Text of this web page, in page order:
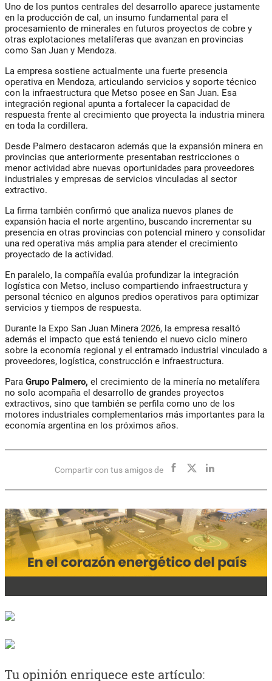
Uno de los puntos centrales del desarrollo aparece justamente
en la producción de cal, un insumo fundamental para el
procesamiento de minerales en futuros proyectos de cobre y
otras explotaciones metalíferas que avanzan en provincias
como San Juan y Mendoza.
La empresa sostiene actualmente una fuerte presencia
operativa en Mendoza, articulando servicios y soporte técnico
con la infraestructura que Metso posee en San Juan. Esa
integración regional apunta a fortalecer la capacidad de
respuesta frente al crecimiento que proyecta la industria minera
en toda la cordillera.
Desde Palmero destacaron además que la expansión minera en
provincias que anteriormente presentaban restricciones o
menor actividad abre nuevas oportunidades para proveedores
industriales y empresas de servicios vinculadas al sector
extractivo.
La firma también confirmó que analiza nuevos planes de
expansión hacia el norte argentino, buscando incrementar su
presencia en otras provincias con potencial minero y consolidar
una red operativa más amplia para atender el crecimiento
proyectado de la actividad.
En paralelo, la compañía evalúa profundizar la integración
logística con Metso, incluso compartiendo infraestructura y
personal técnico en algunos predios operativos para optimizar
servicios y tiempos de respuesta.
Durante la Expo San Juan Minera 2026, la empresa resaltó
además el impacto que está teniendo el nuevo ciclo minero
sobre la economía regional y el entramado industrial vinculado a
proveedores, logística, construcción e infraestructura.
Para Grupo Palmero, el crecimiento de la minería no metalífera
no solo acompaña el desarrollo de grandes proyectos
extractivos, sino que también se perfila como uno de los
motores industriales complementarios más importantes para la
economía argentina en los próximos años.
Compartir con tus amigos de
Tu opinión enriquece este artículo: